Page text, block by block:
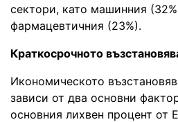
сектори, като машинния
фармацевтичния (23%).
Краткосрочното
Икономическото
зависи от два основни
основния лихвен процент от